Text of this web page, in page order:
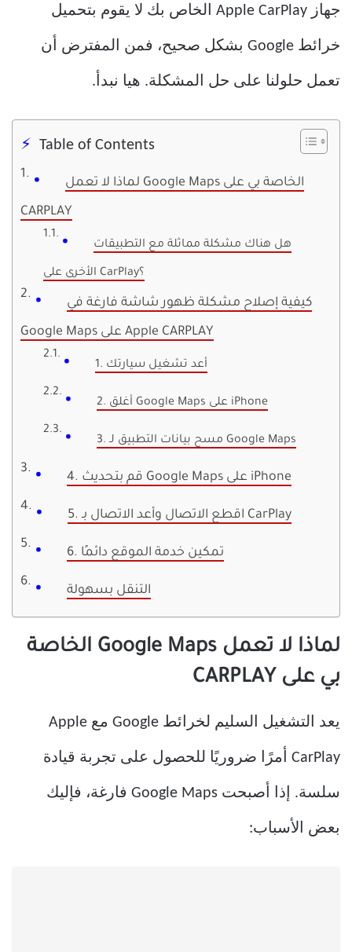
جهاز Apple CarPlay الخاص بك لا يقوم بتحميل
خرائط Google بشكل صحيح، فمن المفترض أن
تعمل حلولنا على حل المشكلة. هيا نبدأ.
Table of Contents
لماذا لا تعمل Google Maps الخاصة بي على
CARPLAY
هل هناك مشكلة مماثلة مع التطبيقات
الأخرى على CarPlay؟
كيفية إصلاح مشكلة ظهور شاشة فارغة في
Google Maps على Apple CARPLAY
1. أعد تشغيل سيارتك
2. أغلق Google Maps على iPhone
3. مسح بيانات التطبيق لـ Google Maps
4. قم بتحديث Google Maps على iPhone
5. اقطع الاتصال وأعد الاتصال بـ CarPlay
6. تمكين خدمة الموقع دائمًا
التنقل بسهولة
لماذا لا تعمل Google Maps الخاصة
بي على CARPLAY
يعد التشغيل السليم لخرائط Google مع Apple
CarPlay أمرًا ضروريًا للحصول على تجربة قيادة
سلسة. إذا أصبحت Google Maps فارغة، فإليك
بعض الأسباب: